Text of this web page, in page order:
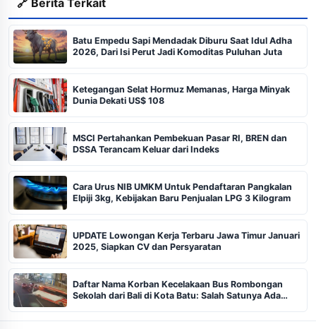
Batu Empedu Sapi Mendadak Diburu Saat Idul Adha
2026, Dari Isi Perut Jadi Komoditas Puluhan Juta
Ketegangan Selat Hormuz Memanas, Harga Minyak
Dunia Dekati US$ 108
MSCI Pertahankan Pembekuan Pasar RI, BREN dan
DSSA Terancam Keluar dari Indeks
Cara Urus NIB UMKM Untuk Pendaftaran Pangkalan
Elpiji 3kg, Kebijakan Baru Penjualan LPG 3 Kilogram
UPDATE Lowongan Kerja Terbaru Jawa Timur Januari
2025, Siapkan CV dan Persyaratan
Daftar Nama Korban Kecelakaan Bus Rombongan
Sekolah dari Bali di Kota Batu: Salah Satunya Ada